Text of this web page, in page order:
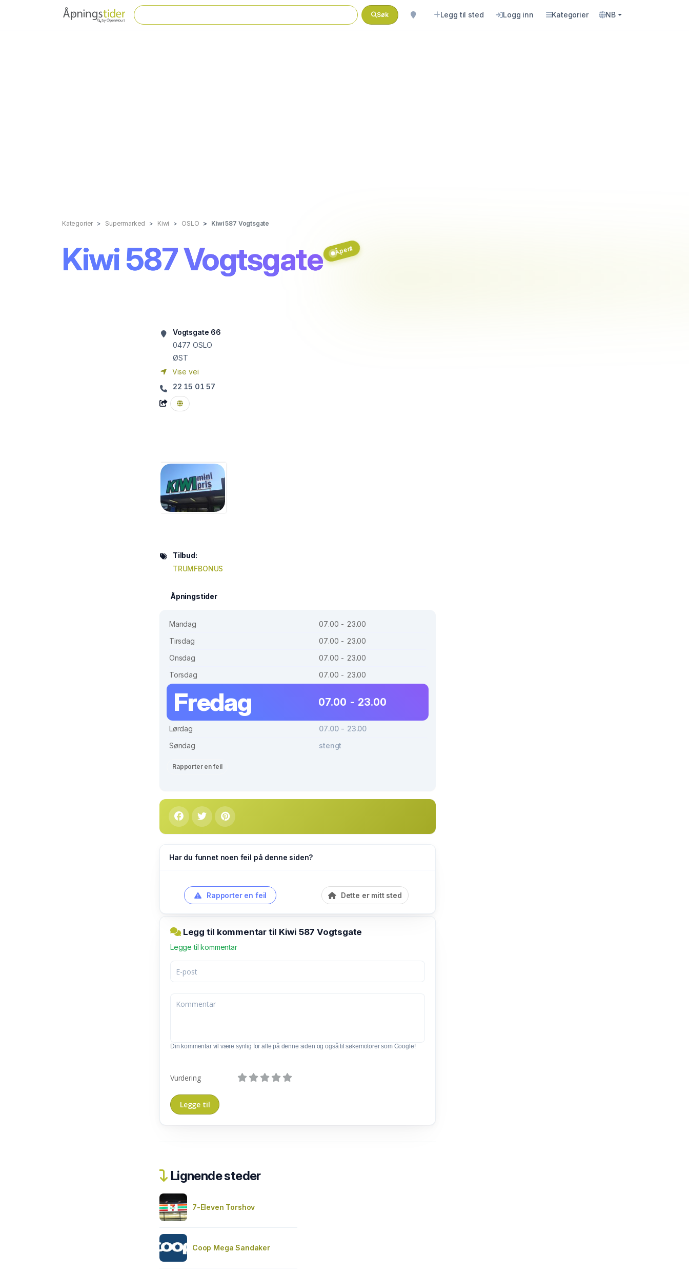
Søk Legg til sted Logg inn Kategorier NB
Kategorier Supermarked Kiwi OSLO Kiwi 587 Vogtsgate
Kiwi 587 Vogtsgate Åpent
Vogtsgate 66
0477 OSLO
ØST
Vise vei
22 15 01 57
Tilbud:
TRUMFBONUS
Åpningstider
Mandag
07.00 - 23.00
Tirsdag
07.00 - 23.00
Onsdag
07.00 - 23.00
Torsdag
07.00 - 23.00
Fredag 07.00 - 23.00
Lørdag
07.00 - 23.00
Søndag
stengt
Rapporter en feil
Har du funnet noen feil på denne siden?
Rapporter en feil Dette er mitt sted
Legg til kommentar til Kiwi 587 Vogtsgate
Legge til kommentar
Din kommentar vil være synlig for alle på denne siden og også til søkemotorer som Google!
Vurdering
Lignende steder
7-Eleven Torshov
Coop Mega Sandaker